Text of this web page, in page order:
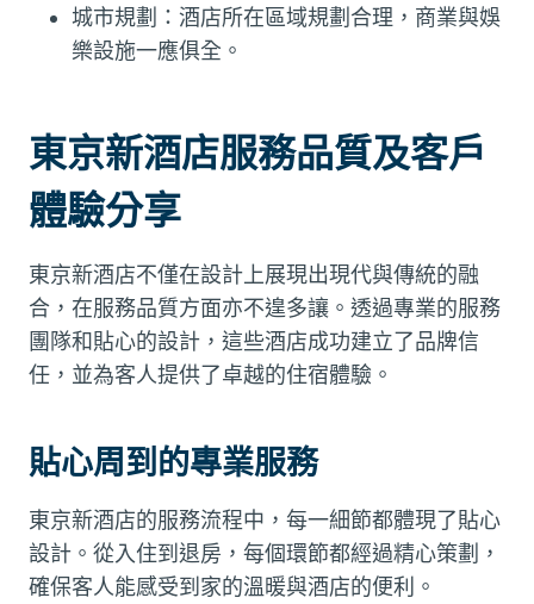
城市規劃：酒店所在區域規劃合理，商業與娛
樂設施一應俱全。
東京新酒店服務品質及客戶
體驗分享
東京新酒店不僅在設計上展現出現代與傳統的融
合，在服務品質方面亦不遑多讓。透過專業的服務
團隊和貼心的設計，這些酒店成功建立了品牌信
任，並為客人提供了卓越的住宿體驗。
貼心周到的專業服務
東京新酒店的服務流程中，每一細節都體現了貼心
設計。從入住到退房，每個環節都經過精心策劃，
確保客人能感受到家的溫暖與酒店的便利。